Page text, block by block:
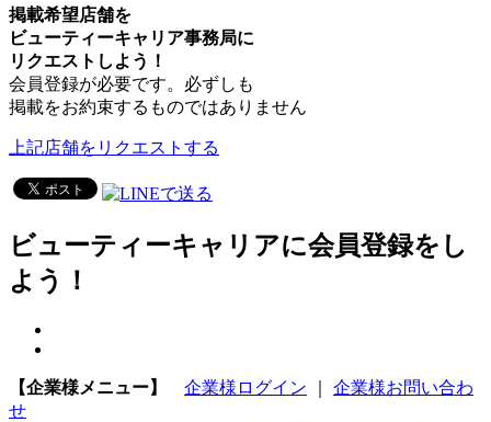
掲載希望店舗を
ビューティーキャリア事務局に
リクエストしよう！
会員登録が必要です。必ずしも
掲載をお約束するものではありません
上記店舗をリクエストする
ビューティーキャリアに会員登録をし
よう！
【企業様メニュー】 企業様ログイン
企業様お問い合わ
せ